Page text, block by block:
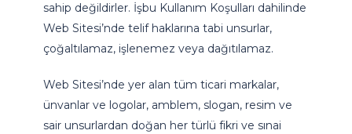
sahip değildirler. İşbu Kullanım Koşulları dahilinde
Web Sitesi’nde telif haklarına tabi unsurlar,
çoğaltılamaz, işlenemez veya dağıtılamaz.
Web Sitesi’nde yer alan tüm ticari markalar,
ünvanlar ve logolar, amblem, slogan, resim ve
sair unsurlardan doğan her türlü fikri ve sınai